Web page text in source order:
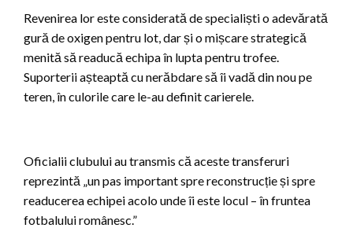
Revenirea lor este considerată de specialiști o adevărată
gură de oxigen pentru lot, dar și o mișcare strategică
menită să readucă echipa în lupta pentru trofee.
Suporterii așteaptă cu nerăbdare să îi vadă din nou pe
teren, în culorile care le-au definit carierele.
Oficialii clubului au transmis că aceste transferuri
reprezintă „un pas important spre reconstrucție și spre
readucerea echipei acolo unde îi este locul – în fruntea
fotbalului românesc.”